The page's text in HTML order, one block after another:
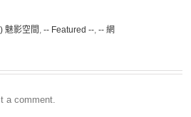
魅影空間 , -- Featured --, -- 網
a comment.